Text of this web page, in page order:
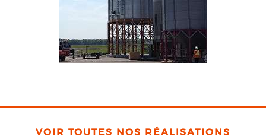
VOIR TOUTES NOS RÉALISATIONS